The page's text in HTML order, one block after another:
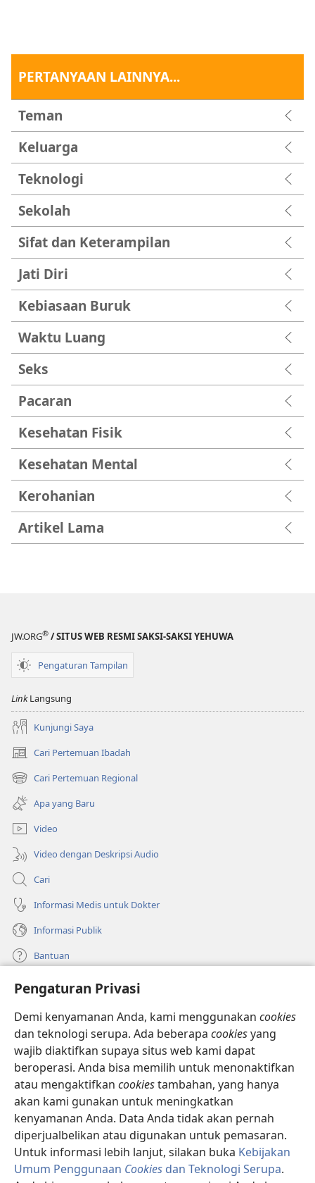
Pengaturan Privasi
Demi kenyamanan Anda, kami menggunakan cookies
dan teknologi serupa. Ada beberapa cookiesyang
wajib diaktifkan supaya situs web kami dapat
beroperasi. Anda bisa memilih untuk menonaktifkan
atau mengaktifkan cookiestambahan, yang hanya
akan kami gunakan untuk meningkatkan
kenyamanan Anda. Data Anda tidak akan pernah
diperjualbelikan atau digunakan untuk pemasaran.
Untuk informasi lebih lanjut, silakan buka Kebijakan
Umum Penggunaan Cookies dan Teknologi Serupa.
PERTANYAAN LAINNYA...
Teman
Keluarga
Teknologi
Sekolah
Sifat dan Keterampilan
Jati Diri
Kebiasaan Buruk
Waktu Luang
Seks
Pacaran
Kesehatan Fisik
Kesehatan Mental
Kerohanian
Artikel Lama
JW.ORG® / SITUS WEB RESMI SAKSI-SAKSI YEHUWA
Pengaturan Tampilan
LinkLangsung
Kunjungi Saya
Cari Pertemuan Ibadah
(terbuka
di
window
baru)
Cari Pertemuan Regional
(terbuka
di
window
baru)
Apa yang Baru
Video
Video dengan Deskripsi Audio
Cari
Informasi Medis untuk Dokter
Informasi Publik
Bantuan
Sumbangan
(terbuka
di
window
baru)
PERPUSTAKAAN ONLINE Menara Pengawal
(terbuka
di
window
®
(terbuka
di
window
baru)
JW Library ®
Watchtower Library